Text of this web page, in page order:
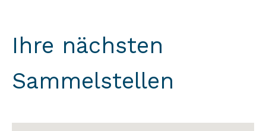
Ihre nächsten
Sammelstellen